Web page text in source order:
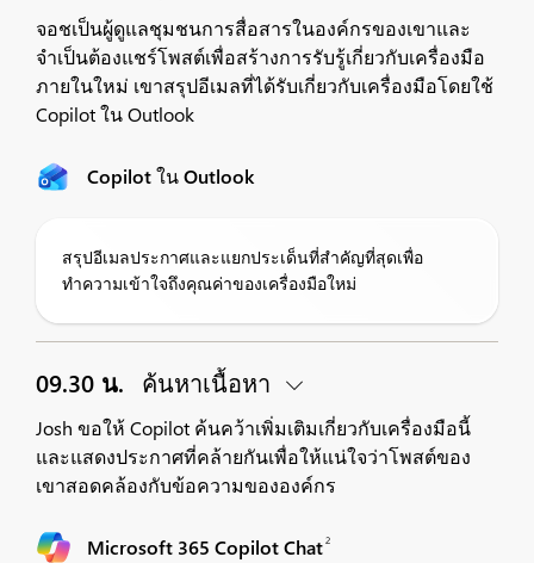
จอชเป็นผู้ดูแลชุมชนการสื่อสารในองค์กรของเขาและ
จำเป็นต้องแชร์โพสต์เพื่อสร้างการรับรู้เกี่ยวกับเครื่องมือ
ภายในใหม่ เขาสรุปอีเมลที่ได้รับเกี่ยวกับเครื่องมือโดยใช้
Copilot ใน Outlook
Copilot ใน Outlook
สรุปอีเมลประกาศและแยกประเด็นที่สำคัญที่สุดเพื่อ
ทำความเข้าใจถึงคุณค่าของเครื่องมือใหม่
09.30 น. ค้นหาเนื้อหา
Josh ขอให้ Copilot ค้นคว้าเพิ่มเติมเกี่ยวกับเครื่องมือนี้
และแสดงประกาศที่คล้ายกันเพื่อให้แน่ใจว่าโพสต์ของ
เขาสอดคล้องกับข้อความขององค์กร
Microsoft 365 Copilot Chat2